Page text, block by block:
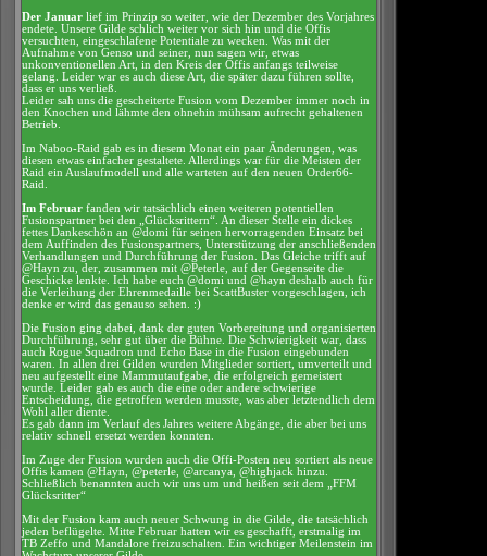
Der Januar lief im Prinzip so weiter, wie der Dezember des Vorjahres
endete. Unsere Gilde schlich weiter vor sich hin und die Offis
versuchten, eingeschlafene Potentiale zu wecken. Was mit der
Aufnahme von Genso und seiner, nun sagen wir, etwas
unkonventionellen Art, in den Kreis der Offis anfangs teilweise
gelang. Leider war es auch diese Art, die später dazu führen sollte,
dass er uns verließ.
Leider sah uns die gescheiterte Fusion vom Dezember immer noch in
den Knochen und lähmte den ohnehin mühsam aufrecht gehaltenen
Betrieb.
Im Naboo-Raid gab es in diesem Monat ein paar Änderungen, was
diesen etwas einfacher gestaltete. Allerdings war für die Meisten der
Raid ein Auslaufmodell und alle warteten auf den neuen Order66-
Raid.
Im Februar fanden wir tatsächlich einen weiteren potentiellen
Fusionspartner bei den „Glücksrittern“. An dieser Stelle ein dickes
fettes Dankeschön an @domi für seinen hervorragenden Einsatz bei
dem Auffinden des Fusionspartners, Unterstützung der anschließenden
Verhandlungen und Durchführung der Fusion. Das Gleiche trifft auf
@Hayn zu, der, zusammen mit @Peterle, auf der Gegenseite die
Geschicke lenkte. Ich habe euch @domi und @hayn deshalb auch für
die Verleihung der Ehrenmedaille bei ScattBuster vorgeschlagen, ich
denke er wird das genauso sehen. :)
Die Fusion ging dabei, dank der guten Vorbereitung und organisierten
Durchführung, sehr gut über die Bühne. Die Schwierigkeit war, dass
auch Rogue Squadron und Echo Base in die Fusion eingebunden
waren. In allen drei Gilden wurden Mitglieder sortiert, umverteilt und
neu aufgestellt eine Mammutaufgabe, die erfolgreich gemeistert
wurde. Leider gab es auch die eine oder andere schwierige
Entscheidung, die getroffen werden musste, was aber letztendlich dem
Wohl aller diente.
Es gab dann im Verlauf des Jahres weitere Abgänge, die aber bei uns
relativ schnell ersetzt werden konnten.
Im Zuge der Fusion wurden auch die Offi-Posten neu sortiert als neue
Offis kamen @Hayn, @peterle, @arcanya, @highjack hinzu.
Schließlich benannten auch wir uns um und heißen seit dem „FFM
Glücksritter“
Mit der Fusion kam auch neuer Schwung in die Gilde, die tatsächlich
jeden beflügelte. Mitte Februar hatten wir es geschafft, erstmalig im
TB Zeffo und Mandalore freizuschalten. Ein wichtiger Meilenstein im